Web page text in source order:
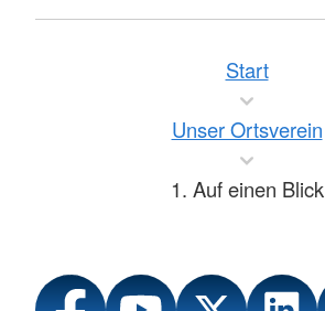
Start
Unser Ortsverein
1. Auf einen Blick